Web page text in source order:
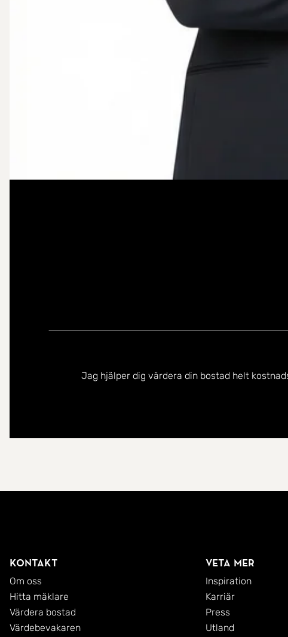
Jag hjälper dig värdera din bostad helt
Kontakt
Om oss
Hitta mäklare
Värdera bostad
Värdebevakaren
Veta mer
Inspiration
Karriär
Press
Utland